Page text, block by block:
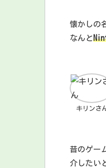
懐かしの
なんと
キリンさ
昔のゲー
介したい